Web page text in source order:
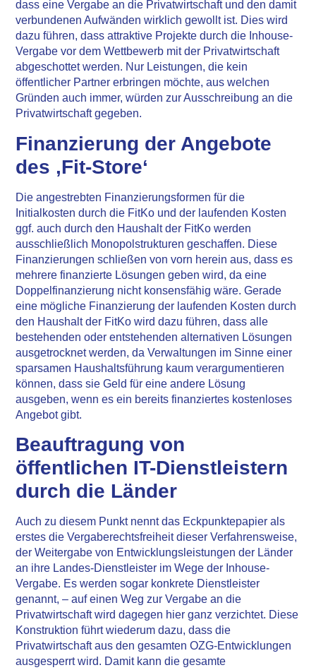
dass eine Vergabe an die Privatwirtschaft und den damit
verbundenen Aufwänden wirklich gewollt ist. Dies wird
dazu führen, dass attraktive Projekte durch die Inhouse-
Vergabe vor dem Wettbewerb mit der Privatwirtschaft
abgeschottet werden. Nur Leistungen, die kein
öffentlicher Partner erbringen möchte, aus welchen
Gründen auch immer, würden zur Ausschreibung an die
Privatwirtschaft gegeben.
Finanzierung der Angebote
des ‚Fit-Store‘
Die angestrebten Finanzierungsformen für die
Initialkosten durch die FitKo und der laufenden Kosten
ggf. auch durch den Haushalt der FitKo werden
ausschließlich Monopolstrukturen geschaffen. Diese
Finanzierungen schließen von vorn herein aus, dass es
mehrere finanzierte Lösungen geben wird, da eine
Doppelfinanzierung nicht konsensfähig wäre. Gerade
eine mögliche Finanzierung der laufenden Kosten durch
den Haushalt der FitKo wird dazu führen, dass alle
bestehenden oder entstehenden alternativen Lösungen
ausgetrocknet werden, da Verwaltungen im Sinne einer
sparsamen Haushaltsführung kaum verargumentieren
können, dass sie Geld für eine andere Lösung
ausgeben, wenn es ein bereits finanziertes kostenloses
Angebot gibt.
Beauftragung von
öffentlichen IT-Dienstleistern
durch die Länder
Auch zu diesem Punkt nennt das Eckpunktepapier als
erstes die Vergaberechtsfreiheit dieser Verfahrensweise,
der Weitergabe von Entwicklungsleistungen der Länder
an ihre Landes-Dienstleister im Wege der Inhouse-
Vergabe. Es werden sogar konkrete Dienstleister
genannt, – auf einen Weg zur Vergabe an die
Privatwirtschaft wird dagegen hier ganz verzichtet. Diese
Konstruktion führt wiederum dazu, dass die
Privatwirtschaft aus den gesamten OZG-Entwicklungen
ausgesperrt wird. Damit kann die gesamte